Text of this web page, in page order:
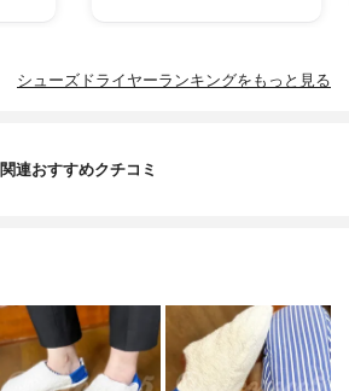
シューズドライヤーランキングをもっと見る
関連おすすめクチコミ